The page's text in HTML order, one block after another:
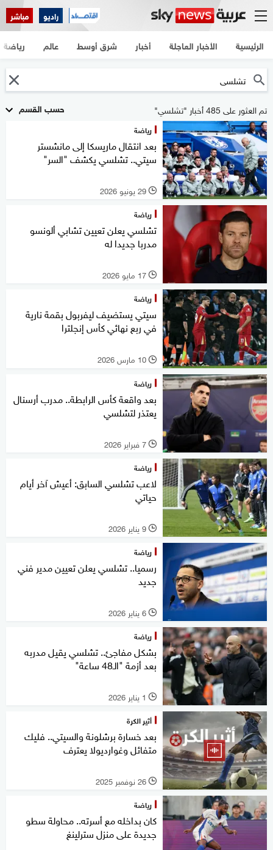
راديو مباشر
الرئيسية الأخبار العاجلة أخبار شرق أوسط عالم رياضة
حسب القسم تم العثور على 485 أخبار "تشلسي"
رياضة
بعد انتقال ماريسكا إلى مانشستر
سيتي.. تشلسي يكشف "السر"
l 29 يونيو 2026
رياضة
تشلسي يعلن تعيين تشابي ألونسو
مدربا جديدا له
l 17 مايو 2026
رياضة
سيتي يستضيف ليفربول بقمة نارية
في ربع نهائي كأس إنجلترا
l 10 مارس 2026
رياضة
بعد واقعة كأس الرابطة.. مدرب أرسنال
يعتذر لتشلسي
l 7 فبراير 2026
رياضة
لاعب تشلسي السابق: أعيش آخر أيام
حياتي
l 9 يناير 2026
رياضة
رسميا.. تشلسي يعلن تعيين مدير فني
جديد
l 6 يناير 2026
رياضة
بشكل مفاجئ.. تشلسي يقيل مدربه
بعد أزمة "الـ48 ساعة"
l 1 يناير 2026
أثير الكرة
بعد خسارة برشلونة والسيتي.. فليك
متفائل وغوارديولا يعترف
l 26 نوفمبر 2025
رياضة
كان بداخله مع أسرته.. محاولة سطو
جديدة على منزل سترلينغ